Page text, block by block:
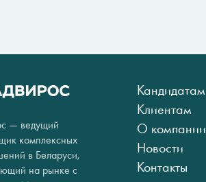
— ведущий
комплексных
в Беларуси,
на рынке с
Кандидатам
Клиентам
О компании
Новости
Контакты